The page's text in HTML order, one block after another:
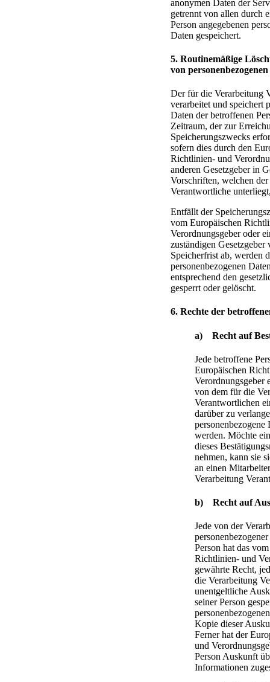
anonymen Daten der
getrennt von allen durch
Person angegebenen
Daten gespeichert.
5. Routinemäßige
von
Der für die Verarbeitung
verarbeitet und speichert
Daten der betroffenen
Zeitraum, der zur
Speicherungszwecks
sofern dies durch den
Richtlinien- und
anderen Gesetzgeber in
Vorschriften, welchen
Verantwortliche
Entfällt der
vom Europäischen
Verordnungsgeber oder
zuständigen Gesetzgeber
Speicherfrist ab, werden
personenbezogenen
entsprechend den
gesperrt oder gelöscht.
6. Rechte der
a) Recht auf
Jede betroffene
Europäischen
Verordnungsgeber
von dem für die
Verantwortlichen
darüber zu
personenbezogene
werden. Möchte
dieses
nehmen, kann sie
an einen
Verarbeitung
b) Recht auf
Jede von der
Person hat das
Richtlinien- und
gewährte Recht,
die Verarbeitung
unentgeltliche
seiner Person
Kopie dieser
Ferner hat der
und
Person Auskunft
Informationen